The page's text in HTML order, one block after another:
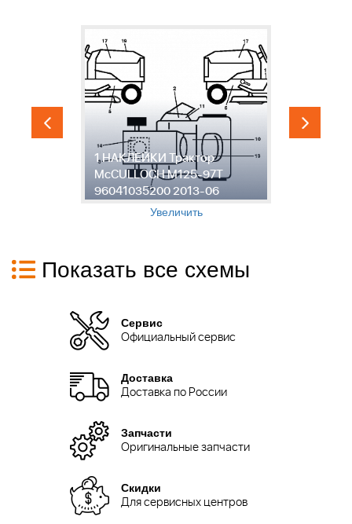
1 НАКЛЕЙКИ Трактор
McCULLOCH M125-97T
96041035200 2013-06
Увеличить
Показать все схемы
Сервис
Официальный сервис
Доставка
Доставка по России
Запчасти
Оригинальные запчасти
Скидки
Для сервисных центров